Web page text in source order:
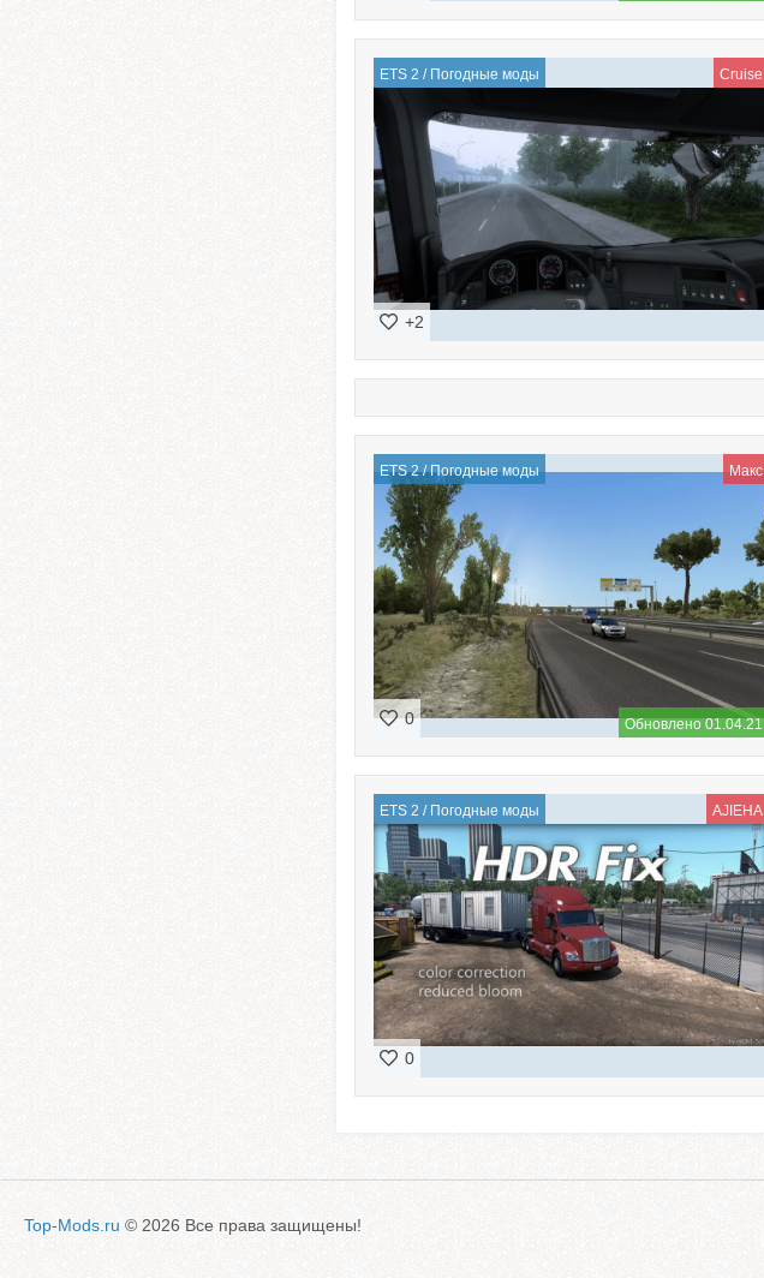
ETS 2 / Погодные моды Cruise
+2
ETS 2/Погодные моды Макс
Обновлено 01.04.21
0
ETS 2 / Погодные моды AJIEHA
0
Top-Mods.ru © 2026 Все права защищены!